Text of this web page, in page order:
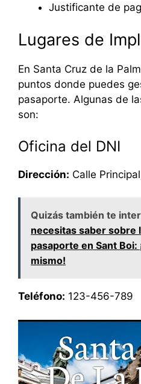
Justificante de
Lugares de
En Santa Cruz de la
puntos donde puedes
pasaporte. Algunas de
son:
Oficina del DNI
Dirección: Calle
Quizás también te
necesitas saber sobre
pasaporte en Sant Boi:
mismo!
Teléfono: 123-456-789